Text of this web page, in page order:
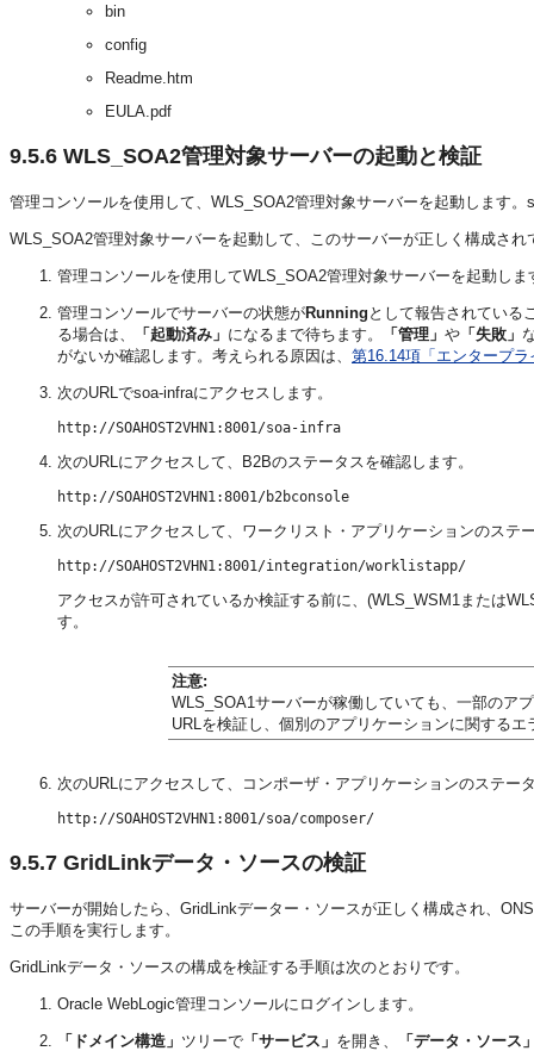
bin
config
Readme.htm
EULA.pdf
9.5.6 WLS_SOA2管理対象サーバーの起動と検証
管理コンソールを使用して、WLS_SOA2管理対象サーバーを起動します
WLS_SOA2管理対象サーバーを起動して、このサーバーが正しく構成さ
管理コンソールを使用してWLS_SOA2管理対象サーバーを起動しま
管理コンソールでサーバーの状態がRunning として報告されている
る場合は、
「起動済み」 になるまで待ちます。 「管理」 や 「失敗」
がないか確認します。考えられる原因は、 第16.14項「エンタープ
次のURLでsoa-infraにアクセスします。
次のURLにアクセスして、B2Bのステータスを確認します。
次のURLにアクセスして、ワークリスト・アプリケーションのステ
アクセスが許可されているか検証する前に、(WLS_WSM1または
す。
注意:
WLS_SOA1サーバーが稼働していても、一部のア
URLを検証し、個別のアプリケーションに関する
次のURLにアクセスして、コンポーザ・アプリケーションのステー
9.5.7 GridLinkデータ・ソースの検証
サーバーが開始したら、GridLinkデーター・ソースが正しく構成され、
この手順を実行します。
GridLinkデータ・ソースの構成を検証する手順は次のとおりです。
Oracle WebLogic管理コンソールにログインします。
「ドメイン構造」 ツリーで 「サービス」 を開き、 「データ・ソース